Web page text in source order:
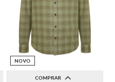
NOVO
COMPRAR